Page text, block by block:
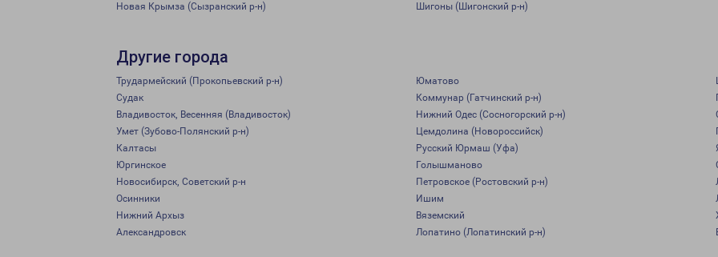
Новая Крымза (Сызранский р-н)
Шигоны (Шигонский р-н)
Другие города
Трудармейский (Прокопьевский р-н) Юматово
Судак
Коммунар (Гатчинский р-н)
Владивосток, Весенняя (Владивосток)
Нижний Одес (Сосногорский р-н)
Умет (Зубово-Полянский р-н)
Цемдолина (Новороссийск)
Калтасы
Русский Юрмаш (Уфа)
Юргинское
Голышманово
Новосибирск, Советский р-н
Петровское (Ростовский р-н)
Осинники
Ишим
Нижний Архыз
Вяземский
Александровск
Лопатино (Лопатинский р-н)